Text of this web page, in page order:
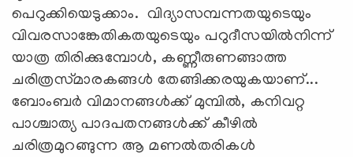
പെറുക്കിയെടുക്കാം. വിദ്യാസമ്പന്നതയുടെയും
വിവരസാങ്കേതികതയുടെയും പറുദീസയില്‍നിന്ന്‌
യാത്ര തിരിക്കുമ്പോള്‍, കണ്ണീരുണങ്ങാത്ത
ചരിത്രസ്‌മാരകങ്ങള്‍ തേങ്ങിക്കരയുകയാണ്‌...
ബോംബര്‍ വിമാനങ്ങള്‍ക്ക്‌ മുമ്പില്‍, കനിവറ്റ
പാശ്ചാത്യ പാദപതനങ്ങള്‍ക്ക്‌ കീഴില്‍
ചരിത്രമുറങ്ങുന്ന ആ മണല്‍തരികള്‍